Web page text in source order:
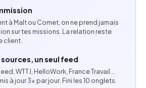
et sens du service.
en équipe.
missions similaires appréciée.
à Malt ou Comet, on ne prend jamais
sur tes missions. La relation reste
client.
un seul feed
WTTJ, HelloWork, France Travail…
à jour 3× par jour. Fini les 10 onglets.